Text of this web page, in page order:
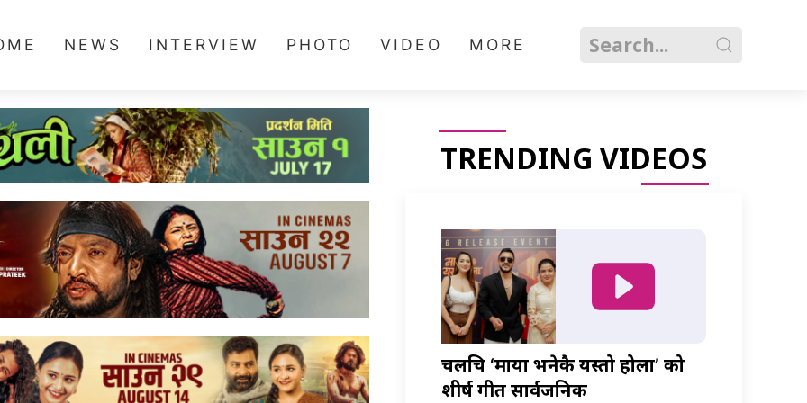
NEWS INTERVIEW PHOTO VIDEO MORE
TRENDING VIDEOS
चलचित्र ‘माया भनेकै यस्तो होला’ को
शीर्ष गीत सार्वजनिक